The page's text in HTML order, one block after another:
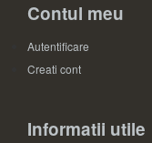
Contul meu
Autentificare
Creati cont
Informatii utile